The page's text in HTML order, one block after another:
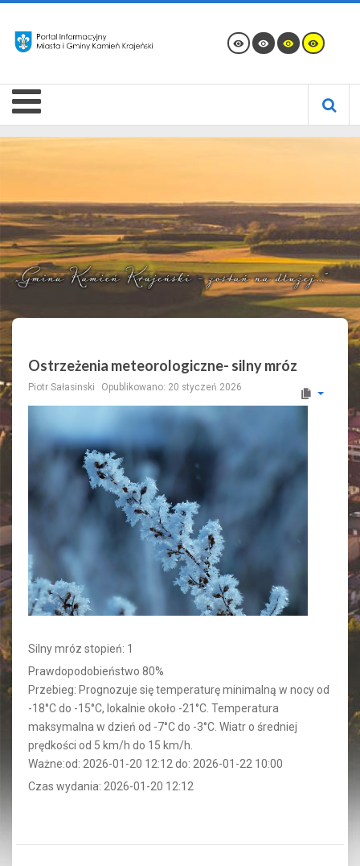
Ostrzeżenia meteorologiczne- silny mróz
Piotr Sałasinski Opublikowano: 20 styczeń 2026
Silny mróz stopień: 1
Prawdopodobieństwo 80%
Przebieg: Prognozuje się temperaturę minimalną w nocy od
-18°C do -15°C, lokalnie około -21°C. Temperatura
maksymalna w dzień od -7°C do -3°C. Wiatr o średniej
prędkości od 5 km/h do 15 km/h.
Ważne:od: 2026-01-20 12:12 do: 2026-01-22 10:00
Czas wydania: 2026-01-20 12:12